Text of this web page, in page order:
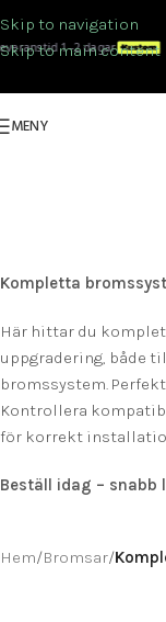
Skip to navigation
Skip to main content
1–2 dagar
MENY
Kompletta
Här hittar du
uppgradering, både
bromssystem.
Kontrollera
för korrekt
Beställ idag – snabb
Hem/Bromsar/